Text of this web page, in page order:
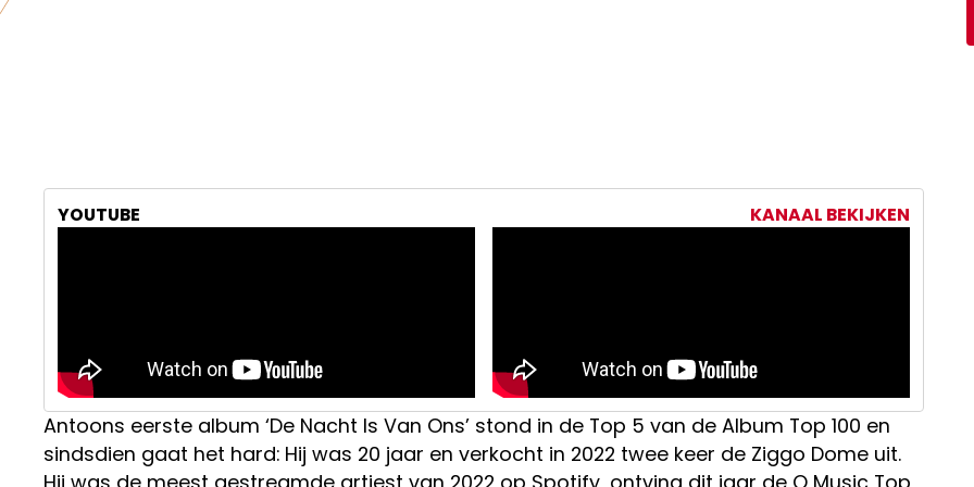
YOUTUBE KANAAL BEKIJKEN
Antoons eerste album ‘De Nacht Is Van Ons’ stond in de Top 5 van de Album Top 100 en
sindsdien gaat het hard: Hij was 20 jaar en verkocht in 2022 twee keer de Ziggo Dome uit.